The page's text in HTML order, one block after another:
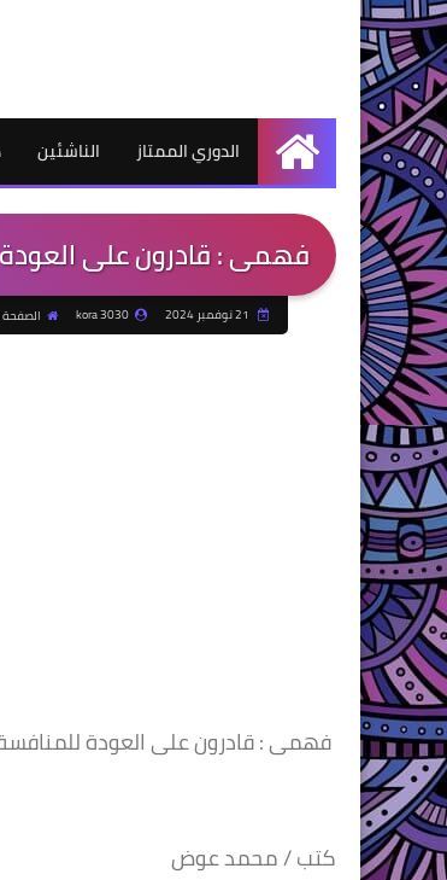
الرئيسية
الدوري الممتاز الناشئين
فهمى : قادرون على
kora 3030 الصفحة
فهمى : قادرون على العودة
كتب / محمد عوض